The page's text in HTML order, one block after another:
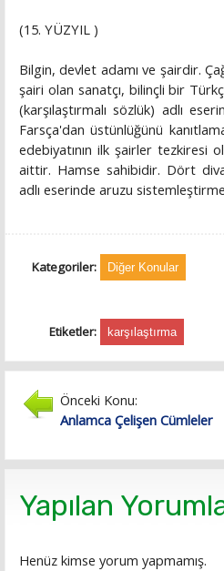
(15. YÜZYIL )
Bilgin, devlet adamı ve şairdir.
şairi olan sanatçı, bilinçli bir
(karşılaştırmalı sözlük) adlı
Farsça'dan üstünlüğünü
edebiyatının ilk şairler tezkiresi
aittir. Hamse sahibidir. Dört
adlı eserinde aruzu
Kategoriler: Diğer Konular
Etiketler: karşılaştırma
Önceki Konu:
Anlamca Çelişen Cümleler
Yapılan
Henüz kimse yorum yapmamış.